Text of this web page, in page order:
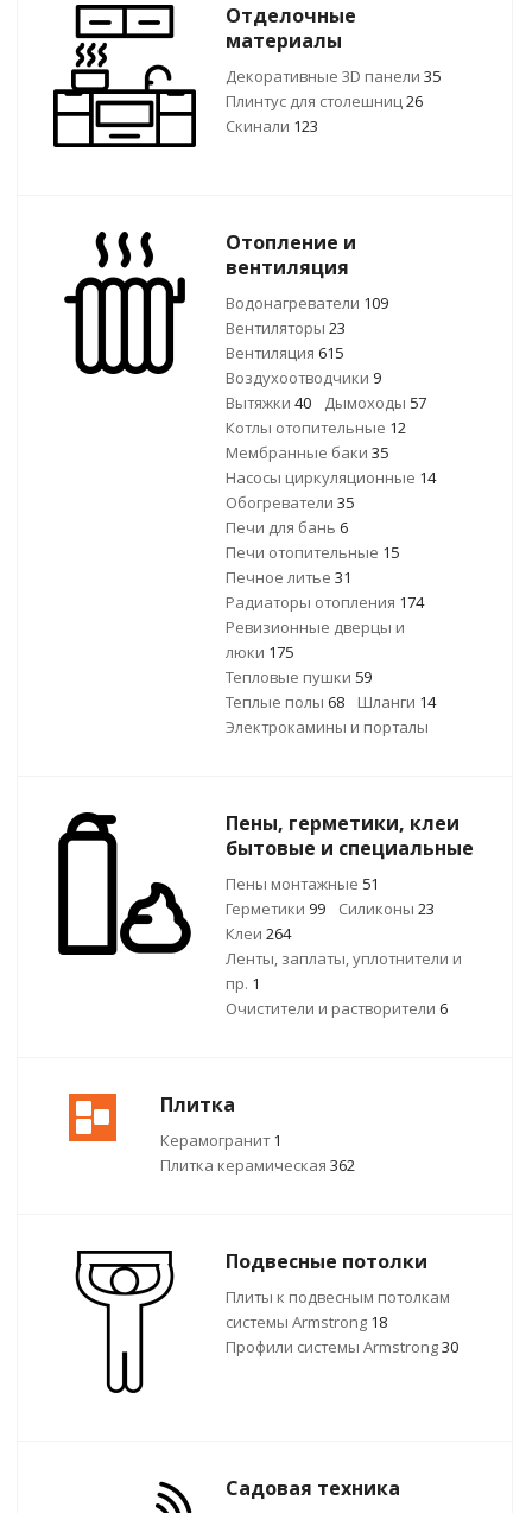
Отделочные
материалы
Декоративные 3D панели 35
Плинтус для столешниц26
Скинали 123
Отопление и
вентиляция
Водонагреватели 109
Вентиляторы 23
Вентиляция 615
Воздухоотводчики 9
Вытяжки 40 Дымоходы 57
Котлы отопительные 12
Мембранные баки 35
Насосы циркуляционные 14
Обогреватели 35
Печи для бань 6
Печи отопительные 15
Печное литье 31
Радиаторы отопления 174
Ревизионные дверцы и
люки 175
Тепловые пушки 59
Теплые полы 68 Шланги 14
Электрокамины и порталы
Пены, герметики, клеи
бытовые и специальные
Пены монтажные 51
Герметики 99 Силиконы 23
Клеи 264
Ленты, заплаты, уплотнители и
пр. 1
Очистители и растворители 6
Плитка
Керамогранит1
Плитка керамическая 362
Подвесные потолки
Плиты к подвесным потолкам
системы Armstrong 18
Профили системы Armstrong30
Садовая техника